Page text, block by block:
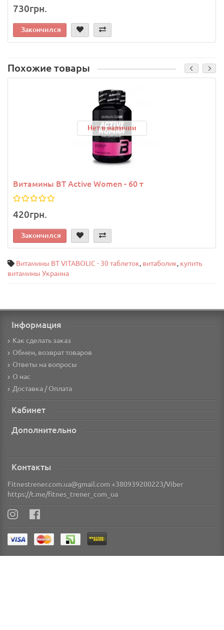
730грн.
Закончился
Похожие товары
Нет в наличии
Витамины BT Active Women - 60 т
420грн.
Закончился
Витамины BT VITABOLIC - 30 таблеток, витаболик, купить
витамины Украина
Інформация
Как сделать заказ
Обмен, возврат товаров
Ответы на вопросы
О нас
Доставка / Оплата
Кабинет
Дополнительно
Контакты
Fitnestrener.com.ua@gmail.com +380939200223/Viber
https://t.me/fitnes_trener_com_ua